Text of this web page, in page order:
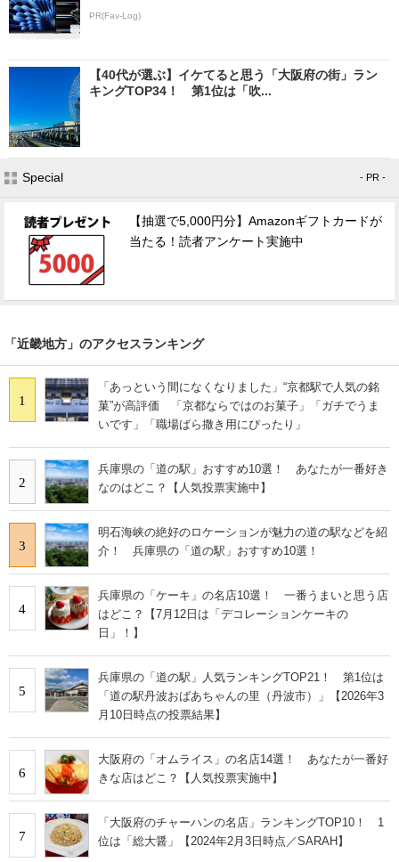
PR(Fav-Log)
【40代が選ぶ】イケてると思う「大阪府の街」ラン
キングTOP34！ 第1位は「吹...
Special - PR -
【抽選で5,000円分】Amazonギフトカードが
当たる！読者アンケート実施中
「近畿地方」のアクセスランキング
1
「あっという間になくなりました」“京都駅で人気の銘
菓”が高評価 「京都ならではのお菓子」「ガチでうま
いです」「職場ばら撒き用にぴったり」
2
兵庫県の「道の駅」おすすめ10選！ あなたが一番好き
なのはどこ？【人気投票実施中】
3
明石海峡の絶好のロケーションが魅力の道の駅などを紹
介！ 兵庫県の「道の駅」おすすめ10選！
4
兵庫県の「ケーキ」の名店10選！ 一番うまいと思う店
はどこ？【7月12日は「デコレーションケーキの
日」！】
5
兵庫県の「道の駅」人気ランキングTOP21！ 第1位は
「道の駅丹波おばあちゃんの里（丹波市）」【2026年3
月10日時点の投票結果】
6
大阪府の「オムライス」の名店14選！ あなたが一番好
きな店はどこ？【人気投票実施中】
7
「大阪府のチャーハンの名店」ランキングTOP10！ 1
位は「総大醤」【2024年2月3日時点／SARAH】